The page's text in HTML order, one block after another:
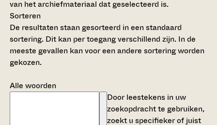
van het archiefmateriaal dat geselecteerd is.
Sorteren
De resultaten staan gesorteerd in een standaard
sortering. Dit kan per toegang verschillend zijn. In de
meeste gevallen kan voor een andere sortering worden
gekozen.
Alle woorden
Door leestekens in uw
zoekopdracht te gebruiken,
zoekt u specifieker of juist